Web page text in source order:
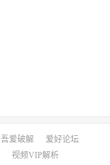
吾爱破解
爱好论坛
视频VIP解析